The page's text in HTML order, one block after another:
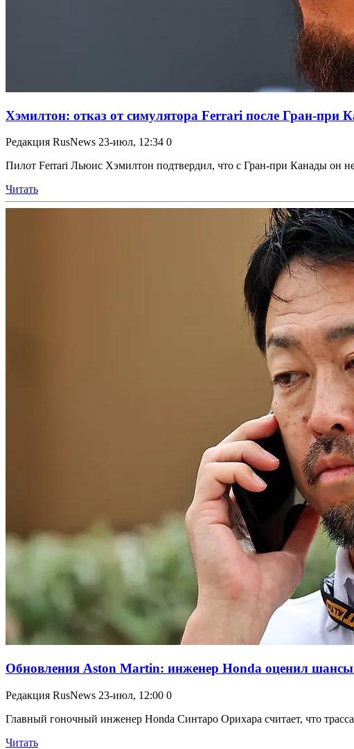
Хэмилтон: отказ от симулятора Ferrari после Гран-при
Редакция RusNews 23-июл, 12:34 0
Пилот Ferrari Льюис Хэмилтон подтвердил, что с Гран-при Канады он
Читать
Обновления Aston Martin: инженер Honda оценил
Редакция RusNews 23-июл, 12:00 0
Главный гоночный инженер Honda Синтаро Орихара считает, что
Читать